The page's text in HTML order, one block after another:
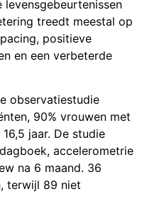
treedt meestal op
positieve
en een verbeterde
observatiestudie
90% vrouwen met
jaar. De studie
accelerometrie
na 6 maand. 36
terwijl 89 niet